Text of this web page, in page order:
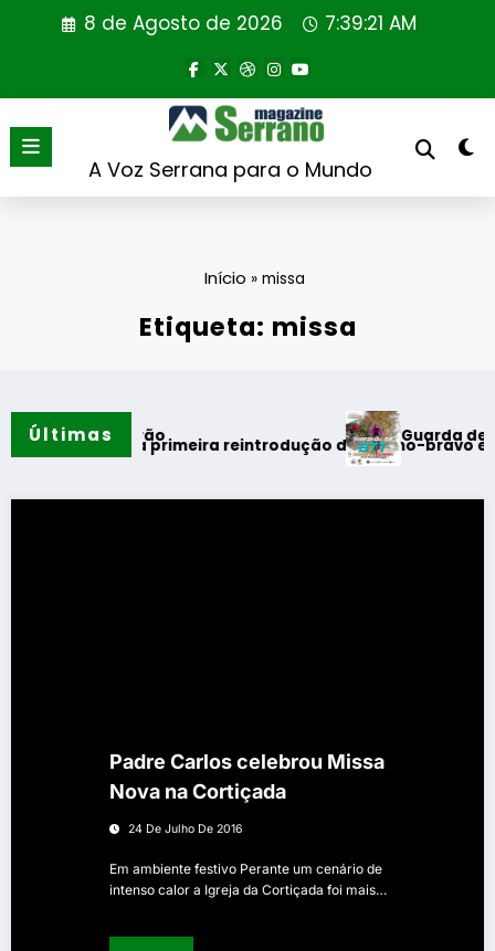
8 de Agosto de 2026 7:39:22 AM
A Voz Serrana para o Mundo
Início »missa
Etiqueta: missa
Últimas
do verão
realiza primeira reintrodução de coelho-bravo em
Guarda desafia
Padre Carlos celebrou Missa
Nova na Cortiçada
24 De Julho De 2016
Em ambiente festivo Perante um cenário de
intenso calor a Igreja da Cortiçada foi mais…